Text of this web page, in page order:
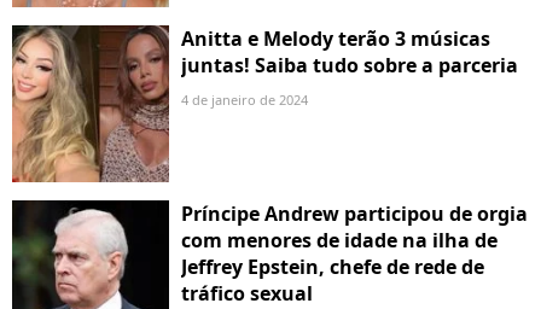
Anitta e Melody terão 3 músicas
juntas! Saiba tudo sobre a parceria
4 de janeiro de 2024
Príncipe Andrew participou de orgia
com menores de idade na ilha de
Jeffrey Epstein, chefe de rede de
tráfico sexual